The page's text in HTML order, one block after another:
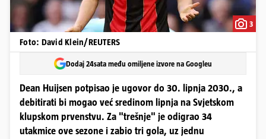
3
Foto: David Klein/REUTERS
Dodaj 24sata među omiljene izvore na Googleu
Dean Huijsen potpisao je ugovor do 30. lipnja 2030., a
debitirati bi mogao već sredinom lipnja na Svjetskom
klupskom prvenstvu. Za "trešnje" je odigrao 34
utakmice ove sezone i zabio tri gola, uz jednu